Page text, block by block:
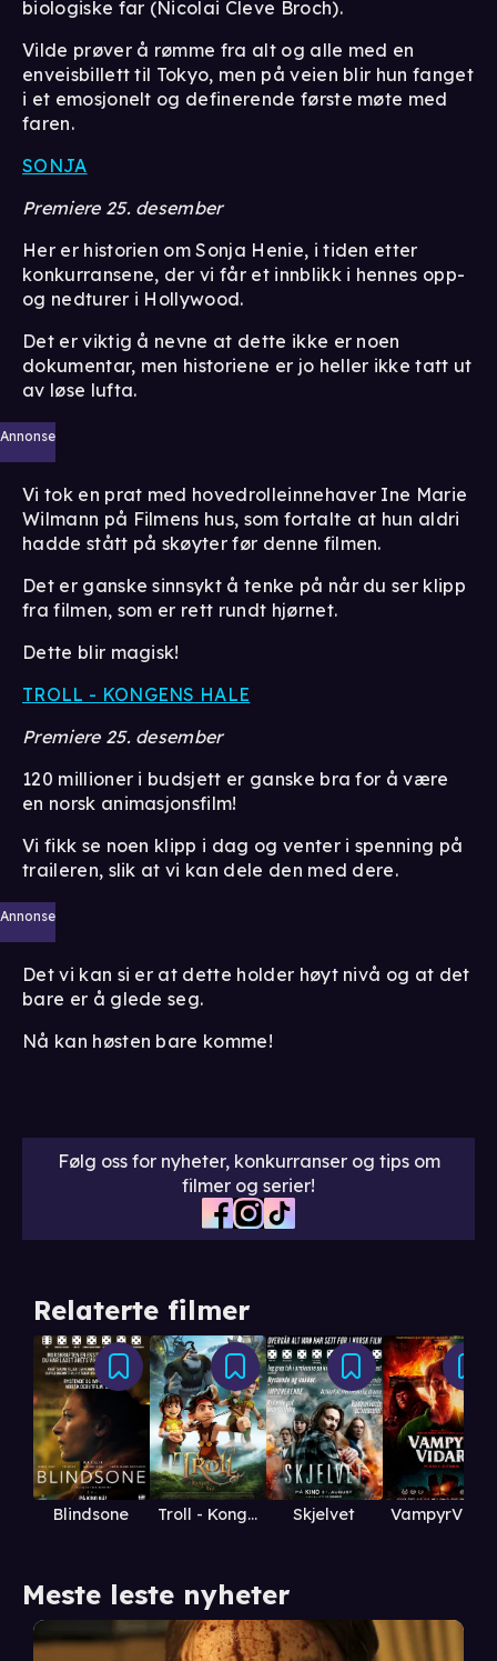
biologiske far (Nicolai Cleve Broch).
Vilde prøver å rømme fra alt og alle med en
enveisbillett til Tokyo, men på veien blir hun fanget
i et emosjonelt og definerende første møte med
faren.
SONJA
Premiere 25. desember
Her er historien om Sonja Henie, i tiden etter
konkurransene, der vi får et innblikk i hennes opp-
og nedturer i Hollywood.
Det er viktig å nevne at dette ikke er noen
dokumentar, men historiene er jo heller ikke tatt ut
av løse lufta.
Annonse
Vi tok en prat med hovedrolleinnehaver Ine Marie
Wilmann på Filmens hus, som fortalte at hun aldri
hadde stått på skøyter før denne filmen.
Det er ganske sinnsykt å tenke på når du ser klipp
fra filmen, som er rett rundt hjørnet.
Dette blir magisk!
TROLL - KONGENS HALE
Premiere 25. desember
120 millioner i budsjett er ganske bra for å være
en norsk animasjonsfilm!
Vi fikk se noen klipp i dag og venter i spenning på
traileren, slik at vi kan dele den med dere.
Annonse
Det vi kan si er at dette holder høyt nivå og at det
bare er å glede seg.
Nå kan høsten bare komme!
Følg oss for nyheter, konkurranser og tips om
filmer og serier!
Relaterte filmer
Blindsone Troll - Kongens hale Skjelvet
Meste leste nyheter